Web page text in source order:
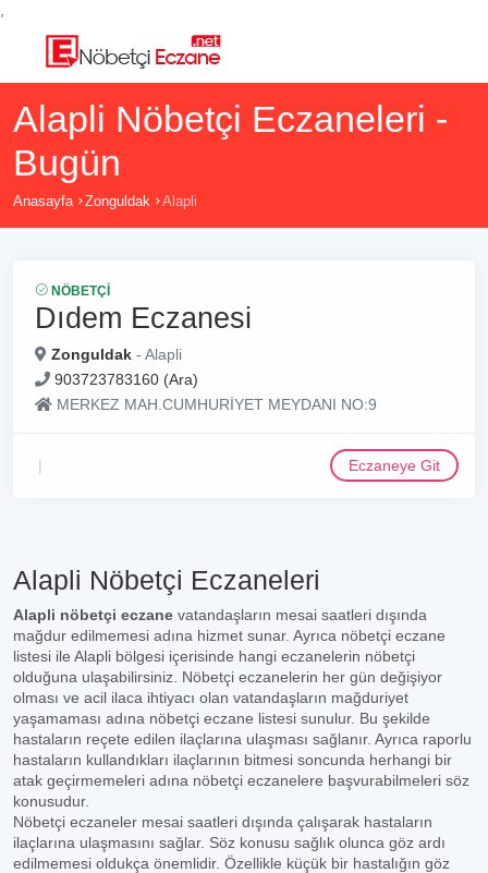
Alapli Nöbetçi Eczaneleri -
Bugün
Anasayfa Zonguldak Alapli
NÖBETÇI
Dıdem Eczanesi
Zonguldak - Alapli
903723783160 (Ara)
MERKEZ MAH.CUMHURİYET MEYDANI NO:9
Eczaneye Git
Alapli Nöbetçi Eczaneleri
Alapli nöbetçi eczane vatandaşların mesai saatleri dışında
mağdur edilmemesi adına hizmet sunar. Ayrıca nöbetçi eczane
listesi ile Alapli bölgesi içerisinde hangi eczanelerin nöbetçi
olduğuna ulaşabilirsiniz. Nöbetçi eczanelerin her gün değişiyor
olması ve acil ilaca ihtiyacı olan vatandaşların mağduriyet
yaşamaması adına nöbetçi eczane listesi sunulur. Bu şekilde
hastaların reçete edilen ilaçlarına ulaşması sağlanır. Ayrıca raporlu
hastaların kullandıkları ilaçlarının bitmesi soncunda herhangi bir
atak geçirmemeleri adına nöbetçi eczanelere başvurabilmeleri söz
konusudur.
Nöbetçi eczaneler mesai saatleri dışında çalışarak hastaların
ilaçlarına ulaşmasını sağlar. Söz konusu sağlık olunca göz ardı
edilmemesi oldukça önemlidir. Özellikle küçük bir hastalığın göz